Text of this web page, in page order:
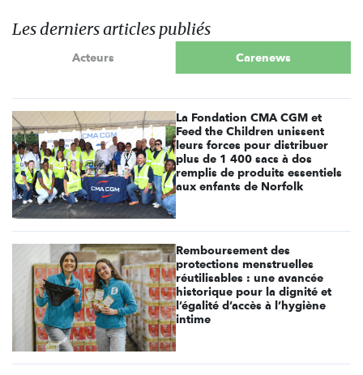
Les derniers articles publiés
Acteurs Carenews
La Fondation CMA CGM et
Feed the Children unissent
leurs forces pour distribuer
plus de 1 400 sacs à dos
remplis de produits essentiels
aux enfants de Norfolk
Remboursement des
protections menstruelles
réutilisables : une avancée
historique pour la dignité et
l’égalité d’accès à l’hygiène
intime